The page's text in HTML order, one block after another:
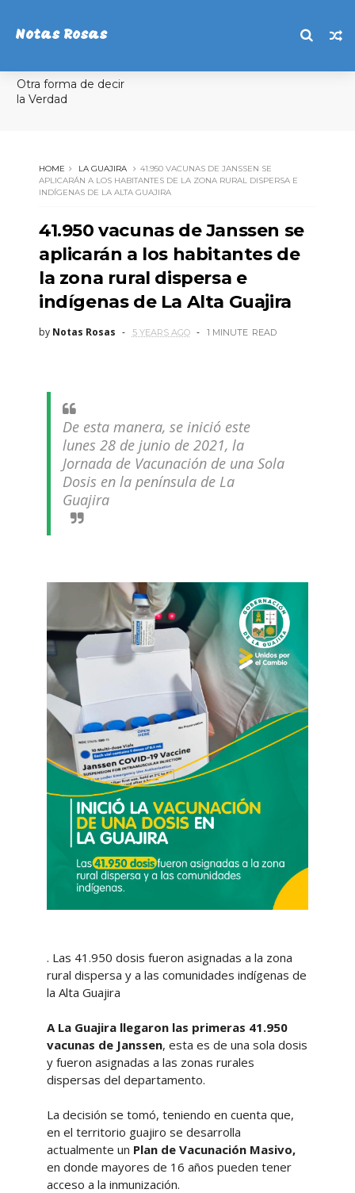
Notas Rosas
Otra forma de decir
la Verdad
HOME LA GUAJIRA
41.950 VACUNAS DE JANSSEN SE
APLICARÁN A LOS HABITANTES DE LA ZONA RURAL DISPERSA E
INDÍGENAS DE LA ALTA GUAJIRA
41.950 vacunas de Janssen se
aplicarán a los habitantes de
la zona rural dispersa e
indígenas de La Alta Guajira
by Notas Rosas 5 YEARS AGO 1 MINUTE READ
De esta manera, se inició este
lunes 28 de junio de 2021, la
Jornada de Vacunación de una Sola
Dosis en la península de La
Guajira
. Las 41.950 dosis fueron asignadas a la zona
rural dispersa y a las comunidades indígenas de
la Alta Guajira
A La Guajira llegaron las primeras 41.950
vacunas de Janssen, esta es de una sola dosis
y fueron asignadas a las zonas rurales
dispersas del departamento.
La decisión se tomó, teniendo en cuenta que,
en el territorio guajiro se desarrolla
actualmente un Plan de Vacunación Masivo,
en donde mayores de 16 años pueden tener
acceso a la inmunización.